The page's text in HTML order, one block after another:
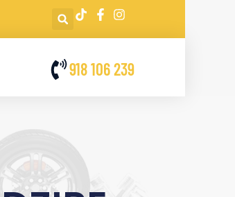
918 106 239